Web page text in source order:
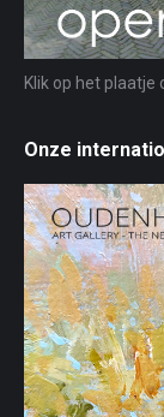
Klik op het
Onze